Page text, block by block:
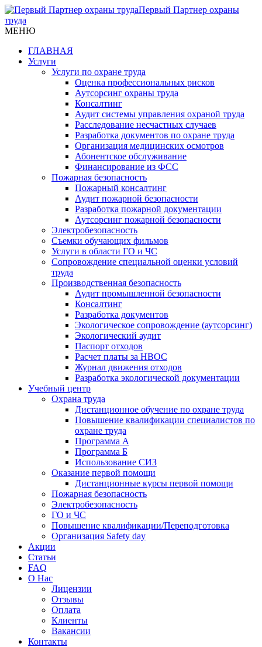
Первый Партнер охраны
труда
МЕНЮ
ГЛАВНАЯ
Услуги
Услуги по охране труда
Оценка профессиональных рисков
Аутсорсинг охраны труда
Консалтинг
Аудит системы управления охраной труда
Расследование несчастных случаев
Разработка документов по охране труда
Организация медицинских осмотров
Абонентское обслуживание
Финансирование из ФСС
Пожарная безопасность
Пожарный консалтинг
Аудит пожарной безопасности
Разработка пожарной документации
Аутсорсинг пожарной безопасности
Электробезопасность
Съемки обучающих фильмов
Услуги в области ГО и ЧС
Сопровождение специальной оценки условий
труда
Производственная безопасность
Аудит промышленной безопасности
Консалтинг
Разработка документов
Экологическое сопровождение (аутсорсинг)
Экологический аудит
Паспорт отходов
Расчет платы за НВОС
Журнал движения отходов
Разработка экологической документации
Учебный центр
Охрана труда
Дистанционное обучение по охране труда
Повышение квалификации специалистов по
охране труда
Программа А
Программа Б
Использование СИЗ
Оказание первой помощи
Дистанционные курсы первой помощи
Пожарная безопасность
Электробезопасность
ГО и ЧС
Повышение квалификации/Переподготовка
Организация Safety day
Акции
Статьи
FAQ
О Нас
Лицензии
Отзывы
Оплата
Клиенты
Вакансии
Контакты